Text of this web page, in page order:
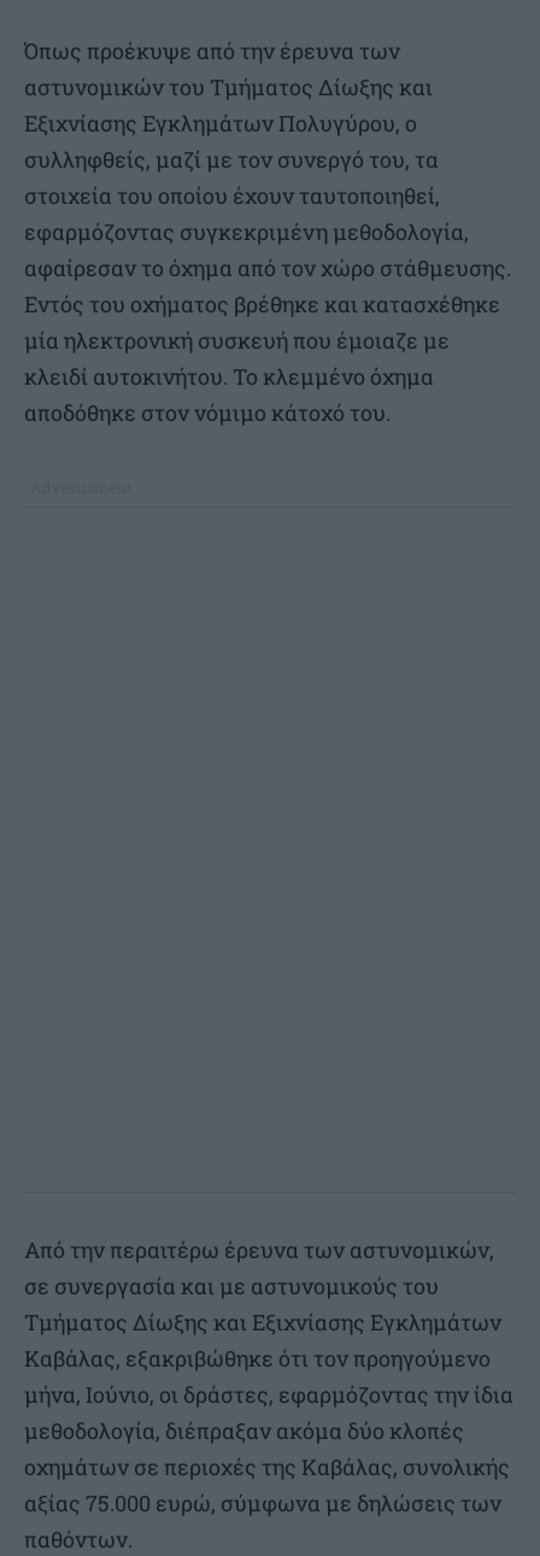
Όπως προέκυψε από την έρευνα των
αστυνομικών του Τμήματος Δίωξης και
Εξιχνίασης Εγκλημάτων Πολυγύρου, ο
συλληφθείς, μαζί με τον συνεργό του, τα
στοιχεία του οποίου έχουν ταυτοποιηθεί,
εφαρμόζοντας συγκεκριμένη μεθοδολογία,
αφαίρεσαν το όχημα από τον χώρο στάθμευσης.
Εντός του οχήματος βρέθηκε και κατασχέθηκε
μία ηλεκτρονική συσκευή που έμοιαζε με
κλειδί αυτοκινήτου. Το κλεμμένο όχημα
αποδόθηκε στον νόμιμο κάτοχό του.
Από την περαιτέρω έρευνα των αστυνομικών,
σε συνεργασία και με αστυνομικούς του
Τμήματος Δίωξης και Εξιχνίασης Εγκλημάτων
Καβάλας, εξακριβώθηκε ότι τον προηγούμενο
μήνα, Ιούνιο, οι δράστες, εφαρμόζοντας την ίδια
μεθοδολογία, διέπραξαν ακόμα δύο κλοπές
οχημάτων σε περιοχές της Καβάλας, συνολικής
αξίας 75.000 ευρώ, σύμφωνα με δηλώσεις των
παθόντων.